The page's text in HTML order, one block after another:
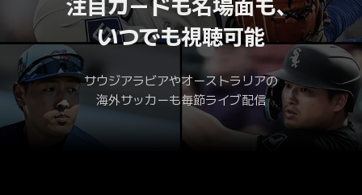
注目カードも名場面も、
いつでも視聴可能
サウジアラビアやオーストラリアの
海外サッカーも毎節ライブ配信